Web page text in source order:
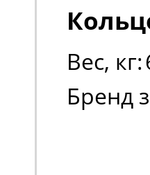
Вес, кг:
Бренд